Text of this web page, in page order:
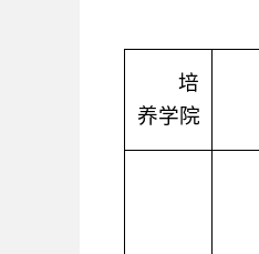
培
养学院